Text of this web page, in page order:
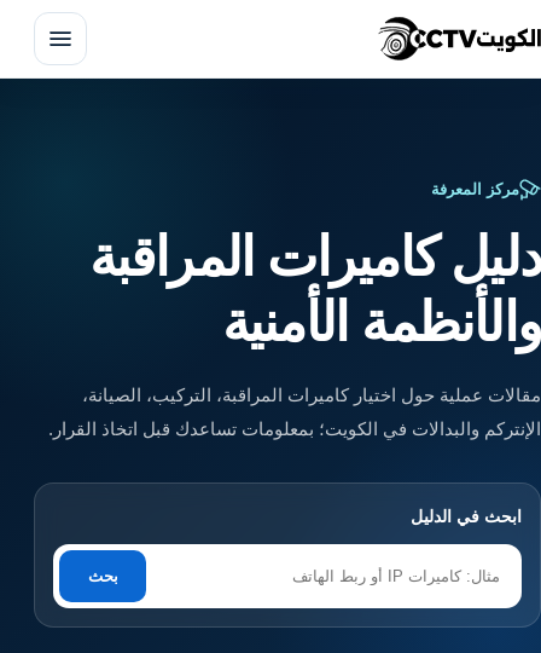
تركيب انتركم
البدالات الهاتفية
مركز المعرفة
دليل كاميرات المراقبة
والأنظمة الأمنية
مقالات عملية حول اختيار كاميرات المراقبة، التركيب، الصيانة،
الإنتركم والبدالات في الكويت؛ بمعلومات تساعدك قبل اتخاذ القرار.
ابحث في الدليل
بحث